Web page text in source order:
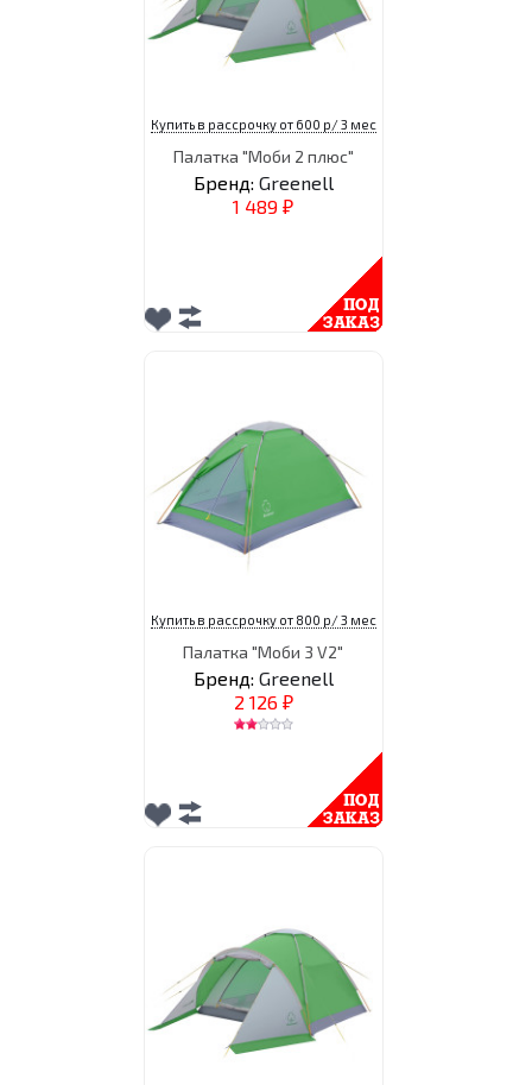
Купить в рассрочку от 600 р/ 3 мес
Палатка "Моби 2 плюс"
Бренд: Greenell
1 489 ₽
Купить в рассрочку от 800 р/ 3 мес
Палатка "Моби 3 V2"
Бренд: Greenell
2 126 ₽